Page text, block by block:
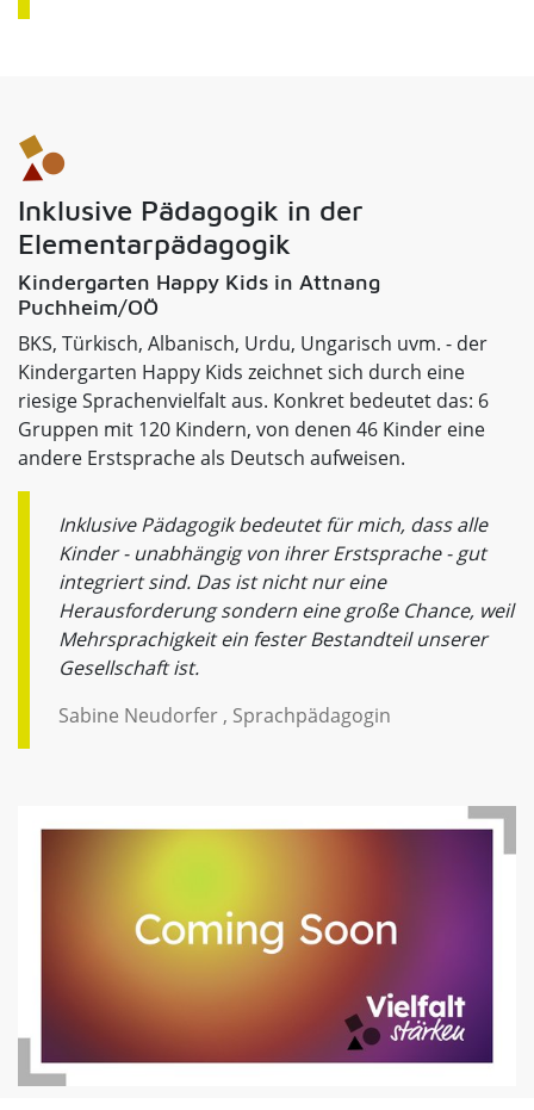
Inklusive Pädagogik in der
Elementarpädagogik
Kindergarten Happy Kids in Attnang
Puchheim/OÖ
BKS, Türkisch, Albanisch, Urdu, Ungarisch uvm. - der
Kindergarten Happy Kids zeichnet sich durch eine
riesige Sprachenvielfalt aus. Konkret bedeutet das: 6
Gruppen mit 120 Kindern, von denen 46 Kinder eine
andere Erstsprache als Deutsch aufweisen.
Inklusive Pädagogik bedeutet für mich, dass alle
Kinder - unabhängig von ihrer Erstsprache - gut
integriert sind. Das ist nicht nur eine
Herausforderung sondern eine große Chance, weil
Mehrsprachigkeit ein fester Bestandteil unserer
Gesellschaft ist.
Sabine Neudorfer , Sprachpädagogin